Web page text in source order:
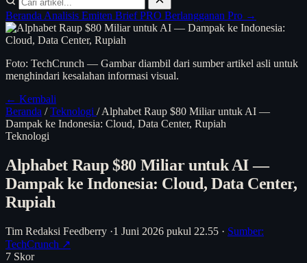
Beranda Analisis Emiten BriefPRO Berlangganan Pro →
Foto: TechCrunch — Gambar diambil dari sumber artikel asli untuk
menghindari kesalahan informasi visual.
← Kembali
Beranda / Teknologi / Alphabet Raup $80 Miliar untuk AI —
Dampak ke Indonesia: Cloud, Data Center, Rupiah
Teknologi
Alphabet Raup $80 Miliar untuk AI —
Dampak ke Indonesia: Cloud, Data Center,
Rupiah
Tim Redaksi Feedberry ·1 Juni 2026 pukul 22.55 · Sumber:
TechCrunch ↗
7 Skor